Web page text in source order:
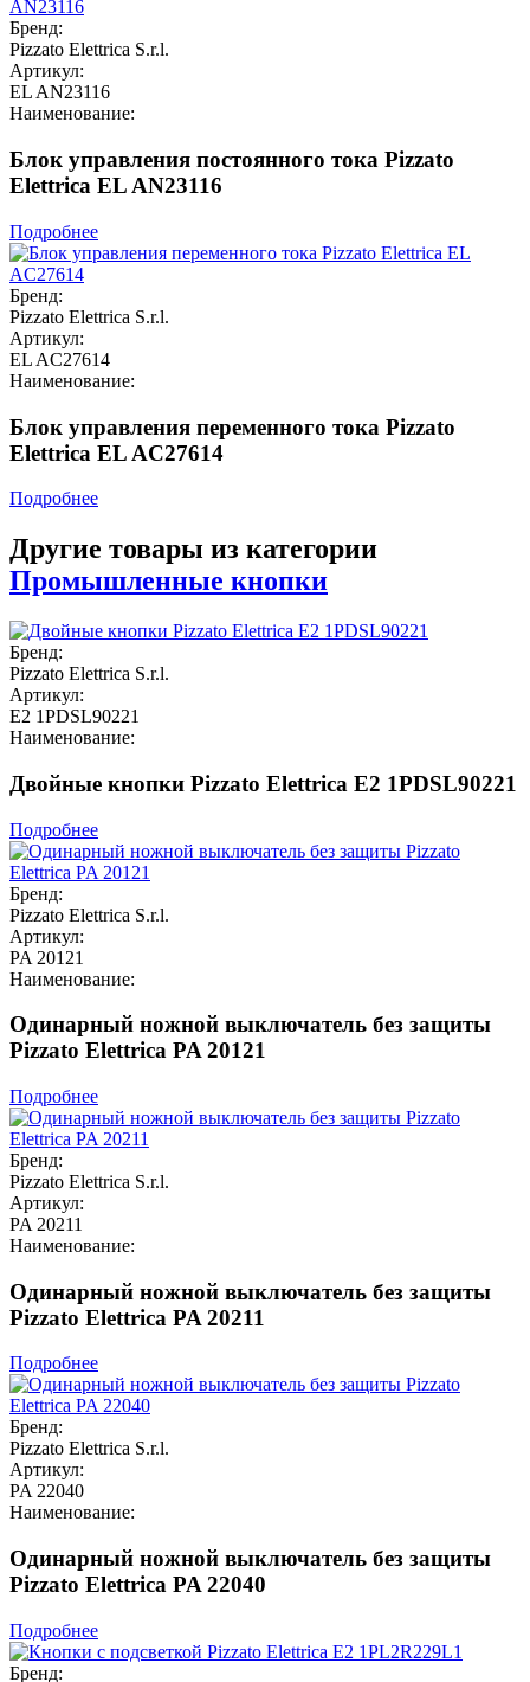
Бренд:
Pizzato Elettrica S.r.l.
Артикул:
EL AN23116
Наименование:
Блок управления постоянного тока Pizzato
Elettrica EL AN23116
Подробнее
Бренд:
Pizzato Elettrica S.r.l.
Артикул:
EL AC27614
Наименование:
Блок управления переменного тока Pizzato
Elettrica EL AC27614
Подробнее
Другие товары из категории
Промышленные кнопки
Бренд:
Pizzato Elettrica S.r.l.
Артикул:
E2 1PDSL90221
Наименование:
Двойные кнопки Pizzato Elettrica E2 1PDSL90221
Подробнее
Бренд:
Pizzato Elettrica S.r.l.
Артикул:
PA 20121
Наименование:
Одинарный ножной выключатель без защиты
Pizzato Elettrica PA 20121
Подробнее
Бренд:
Pizzato Elettrica S.r.l.
Артикул:
PA 20211
Наименование:
Одинарный ножной выключатель без защиты
Pizzato Elettrica PA 20211
Подробнее
Бренд:
Pizzato Elettrica S.r.l.
Артикул:
PA 22040
Наименование:
Одинарный ножной выключатель без защиты
Pizzato Elettrica PA 22040
Подробнее
Бренд: